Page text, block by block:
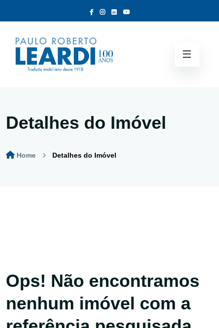
Detalhes do Imóvel
Home Detalhes do Imóvel
Ops! Não encontramos
nenhum imóvel com a